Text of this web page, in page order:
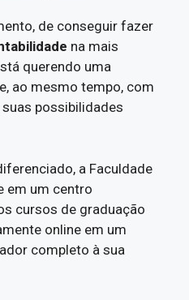
de conseguir fazer
na mais
querendo uma
ao mesmo tempo, com
possibilidades
a Faculdade
em um centro
cursos de graduação
online em um
completo à sua